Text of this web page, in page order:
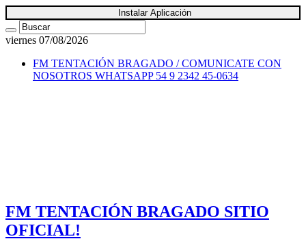
Instalar Aplicación
viernes 07/08/2026
FM TENTACIÓN BRAGADO / COMUNICATE CON
NOSOTROS WHATSAPP 54 9 2342 45-0634
FM TENTACIÓN BRAGADO SITIO
OFICIAL!